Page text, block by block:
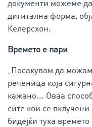
документи можеме да
дигитална форма,
Келерсхон.
Времето е пари
„Посакувам да
реченица која
кажано... Оваа
сите кои се
бидејќи тука